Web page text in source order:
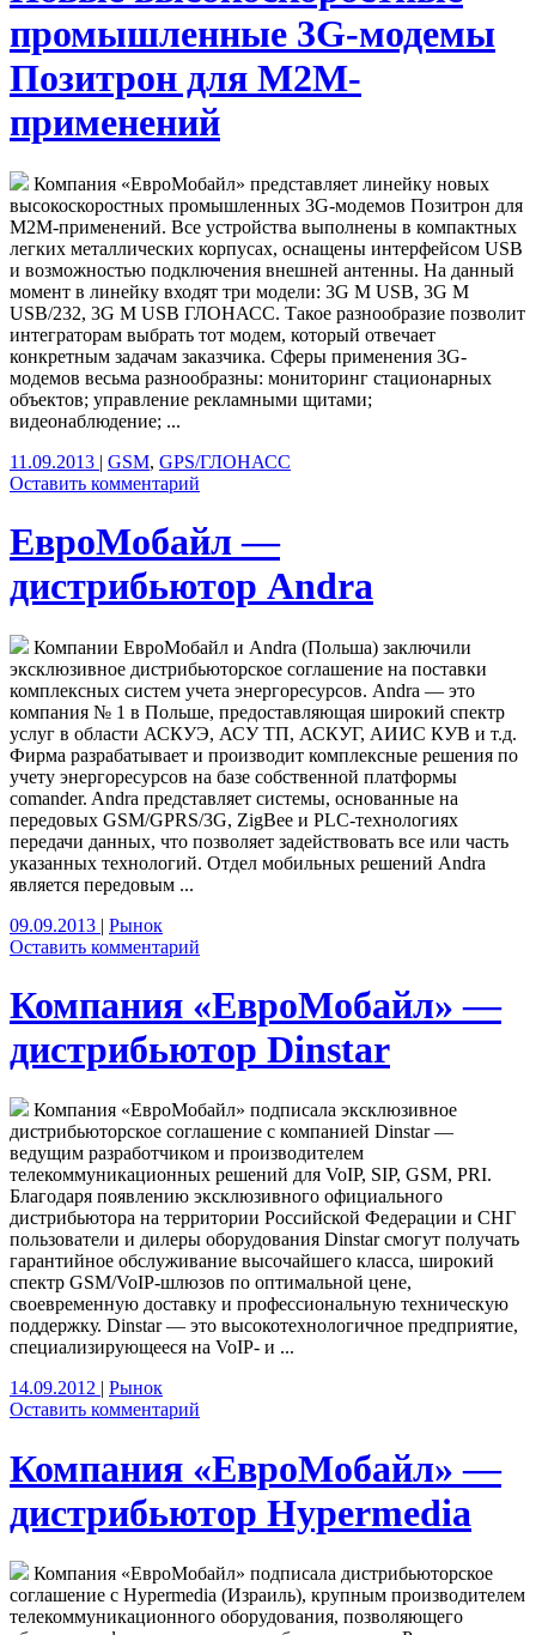
промышленные 3G-модемы
Позитрон для M2M-
применений
Компания «ЕвроМобайл» представляет линейку новых
высокоскоростных промышленных 3G-модемов Позитрон для
M2M-применений. Все устройства выполнены в компактных
легких металлических корпусах, оснащены интерфейсом USB
и возможностью подключения внешней антенны. На данный
момент в линейку входят три модели: 3G M USB, 3G M
USB/232, 3G M USB ГЛОНАСС. Такое разнообразие позволит
интеграторам выбрать тот модем, который отвечает
конкретным задачам заказчика. Сферы применения 3G-
модемов весьма разнообразны: мониторинг стационарных
объектов; управление рекламными щитами;
видеонаблюдение; ...
11.09.2013 | GSM, GPS/ГЛОНАСС
Оставить комментарий
ЕвроМобайл —
дистрибьютор Andra
Компании ЕвроМобайл и Andra (Польша) заключили
эксклюзивное дистрибьюторское соглашение на поставки
комплексных систем учета энергоресурсов. Andra — это
компания № 1 в Польше, предоставляющая широкий спектр
услуг в области АСКУЭ, АСУ ТП, АСКУГ, АИИС КУВ и т.д.
Фирма разрабатывает и производит комплексные решения по
учету энергоресурсов на базе собственной платформы
comander. Andra представляет системы, основанные на
передовых GSM/GPRS/3G, ZigBee и PLC-технологиях
передачи данных, что позволяет задействовать все или часть
указанных технологий. Отдел мобильных решений Andra
является передовым ...
09.09.2013 | Рынок
Оставить комментарий
Компания «ЕвроМобайл» —
дистрибьютор Dinstar
Компания «ЕвроМобайл» подписала эксклюзивное
дистрибьюторское соглашение с компанией Dinstar —
ведущим разработчиком и производителем
телекоммуникационных решений для VoIP, SIP, GSM, PRI.
Благодаря появлению эксклюзивного официального
дистрибьютора на территории Российской Федерации и СНГ
пользователи и дилеры оборудования Dinstar смогут получать
гарантийное обслуживание высочайшего класса, широкий
спектр GSM/VoIP-шлюзов по оптимальной цене,
своевременную доставку и профессиональную техническую
поддержку. Dinstar — это высокотехнологичное предприятие,
специализирующееся на VoIP- и ...
14.09.2012
Рынок
Оставить комментарий
Компания «ЕвроМобайл» —
дистрибьютор Hypermedia
Компания «ЕвроМобайл» подписала дистрибьюторское
соглашение с Hypermedia (Израиль), крупным производителем
телекоммуникационного оборудования, позволяющего